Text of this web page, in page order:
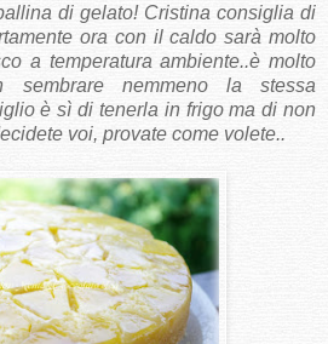
di gelato! Cristina consiglia di
ora con il caldo sarà molto
a temperatura ambiente..è molto
nemmeno la stessa
è sì di tenerla in frigo ma di non
voi, provate come volete..